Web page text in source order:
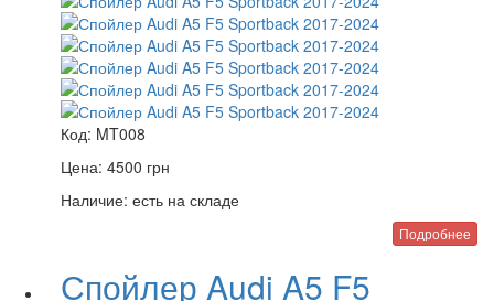
Код: MT008
Цена: 4500 грн
Наличие: есть на складе
Подробнее
Спойлер Audi A5 F5